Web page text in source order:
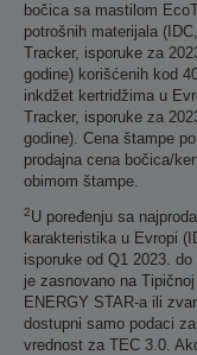
bočica sa mastilom
potrošnih materijala
Tracker, isporuke za
godine) korišćenih kod
inkdžet kertridžima u
Tracker, isporuke za
godine). Cena štampe
prodajna cena bočica/
obimom štampe.
2U poređenju sa
karakteristika u Evropi
isporuke od Q1 2023.
je zasnovano na
ENERGY STAR-a ili
dostupni samo podaci
vrednost za TEC 3.0.